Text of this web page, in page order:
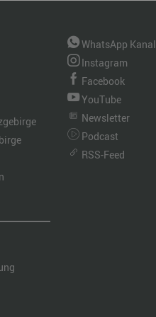
WhatsApp Kanal
Instagram
Facebook
YouTube
Newsletter
Podcast
RSS-Feed